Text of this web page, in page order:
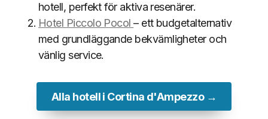
hotell, perfekt för aktiva resenärer.
Hotel Piccolo Pocol– ett budgetalternativ
med grundläggande bekvämligheter och
vänlig service.
Alla hotell i Cortina d'Ampezzo →